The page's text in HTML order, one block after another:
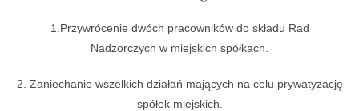
1.Przywrócenie dwóch pracowników do składu Rad
Nadzorczych w miejskich spółkach.
2. Zaniechanie wszelkich działań mających na celu prywatyzację
spółek miejskich.